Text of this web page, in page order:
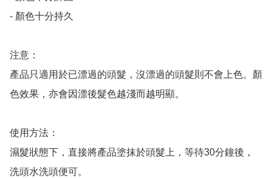
- 顏色十分持久
注意：
產品只適用於已漂過的頭髮，沒漂過的頭髮則不會上色。顏
色效果，亦會因漂後髮色越淺而越明顯。
使用方法：
濕髮狀態下，直接將產品塗抹於頭髮上，等待30分鐘後，
洗頭水洗頭便可。